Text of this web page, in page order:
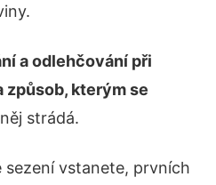
a odlehčování při
kterým se
strádá.
vstanete, prvních